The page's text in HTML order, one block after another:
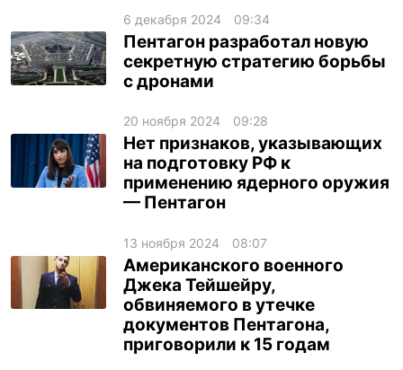
6 декабря 2024 09:34
Пентагон разработал новую
секретную стратегию борьбы
с дронами
20 ноября 2024 09:28
Нет признаков, указывающих
на подготовку РФ к
применению ядерного оружия
— Пентагон
13 ноября 2024 08:07
Американского военного
Джека Тейшейру,
обвиняемого в утечке
документов Пентагона,
приговорили к 15 годам